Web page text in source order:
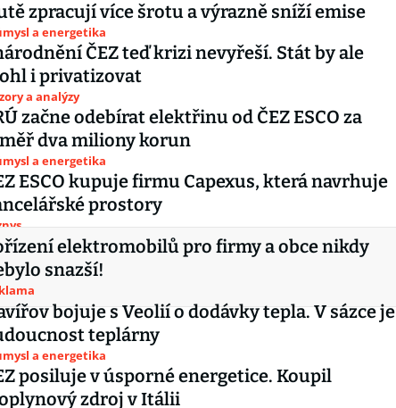
zpracují více šrotu a výrazně sníží emise
a energetika
ČEZ teď krizi nevyřeší. Stát by ale
i privatizovat
a analýzy
začne odebírat elektřinu od ČEZ ESCO za
dva miliony korun
a energetika
ESCO kupuje firmu Capexus, která navrhuje
prostory
elektromobilů pro firmy a obce nikdy
snazší!
bojuje s Veolií o dodávky tepla. V sázce je
teplárny
a energetika
posiluje v úsporné energetice. Koupil
zdroj v Itálii